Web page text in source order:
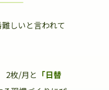
しいと言われて
2枚/月と 「日替